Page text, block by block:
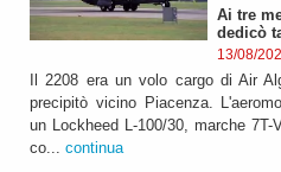
Ai tre
dedicò
13/08/
Il 2208 era un volo cargo di Air
precipitò vicino Piacenza.
un Lockheed L-100/30, marche
co... continua